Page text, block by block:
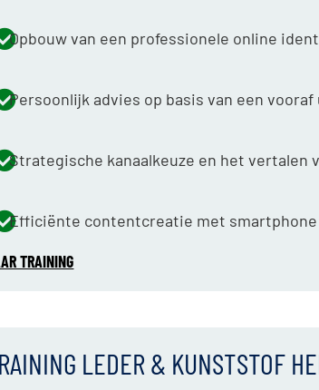
Opbouw van een professionele online
Persoonlijk advies op basis van een
Strategische kanaalkeuze en het vertalen
Efficiënte contentcreatie met
TRAINING
LEDER & KUNSTSTOF